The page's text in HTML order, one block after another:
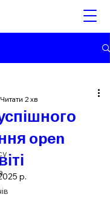
open
Читати 2 хв
р.